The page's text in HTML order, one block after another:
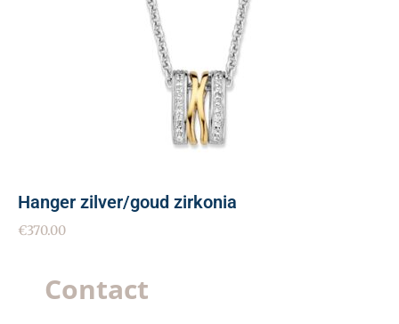
Hanger zilver/goud zirkonia
€370.00
Contact